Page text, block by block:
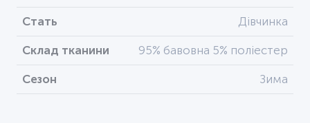
Стать Дівчинка
Склад тканини 95% бавовна 5% поліестер
Сезон Зима